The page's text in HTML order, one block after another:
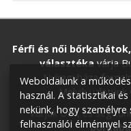
Férfi és női
választéka várja
Nyíregyháza
Melyik üzletünk
Várjuk Önt, és
Weboldalunk a
használ. A statisztikai
nekünk, hogy
felhasználói élménnyel